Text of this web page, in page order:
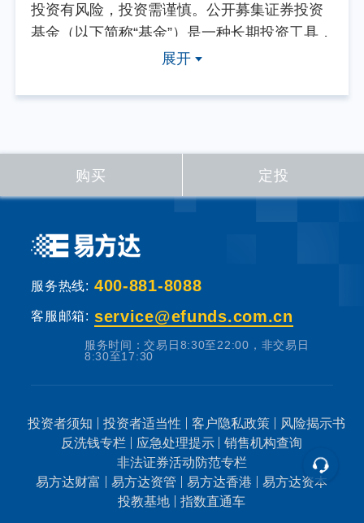
投资有风险，投资需谨慎。公开募集证券投资
基金（以下简称“基金”）是一种长期投资工具，
其主要功能是分散投资，降低投资单一证券所
提供固定收益预期的金融工具，当您购买基金
险承受能力和基金的风险等级进行划分，并提
金风险特征的表述与基金销售机构对基金的风
险评级可能不一致，您在做出投资决策之前，
产品资料概要等产品法律文件和本风险揭示
根据自身的投资目的、投资期限、投资经验、
资产状况等因素充分考虑自身的风险承受能
力，在了解产品情况及销售适当性意见的基础
上，理性判断并谨慎做出投资决策。
展开
购买 定投
服务热线: 400-881-8088
客服邮箱: service@efunds.com.cn
服务时间：交易日8:30至22:00，非交易日
8:30至17:30
投资者须知 投资者适当性 客户隐私政策
风险揭示书
反洗钱专栏
应急处理提示
销售机构查询
非法证券活动防范专栏
易方达财富
易方达资管 易方达香港
易方达资本
投教基地
指数直通车